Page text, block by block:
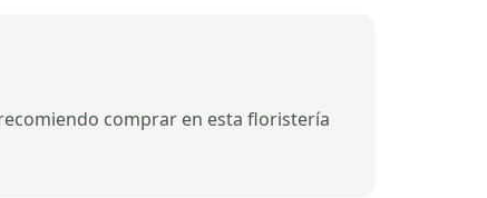
comprar en esta floristería